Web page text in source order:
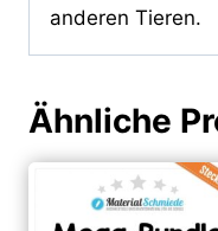
anderen Tieren.
Ähnliche